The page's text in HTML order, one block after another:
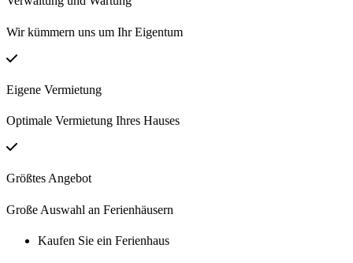
Wir kümmern uns um Ihr Eigentum
Eigene Vermietung
Optimale Vermietung Ihres Hauses
Größtes Angebot
Große Auswahl an Ferienhäusern
Kaufen Sie ein Ferienhaus